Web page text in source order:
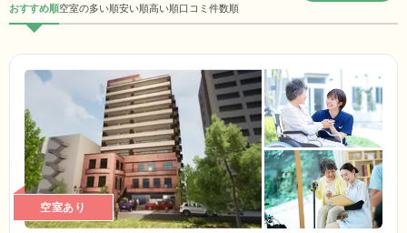
おすすめ順空室の多い順安い順高い順口コミ件数順
空室あり